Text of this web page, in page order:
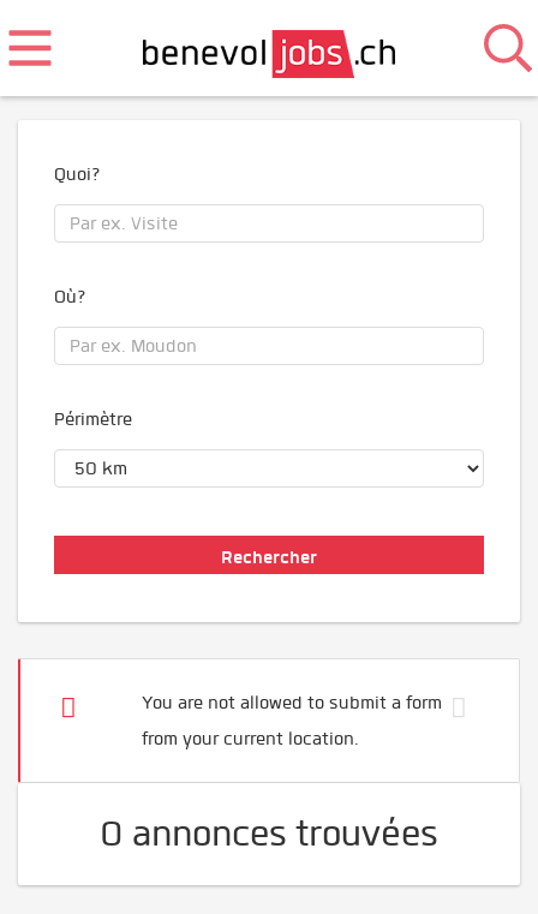
Quoi?
Où?
Périmètre
You are not allowed to submit a form
from your current location.
0 annonces trouvées